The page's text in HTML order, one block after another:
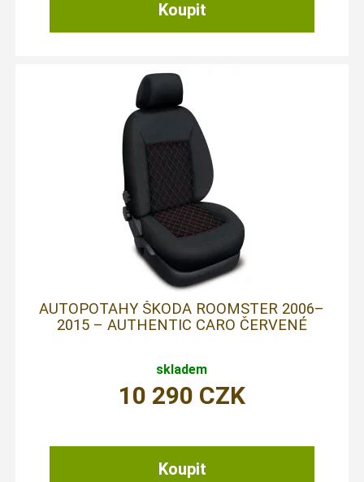
AUTOPOTAHY ŠKODA ROOMSTER 2006–
2015 – AUTHENTIC CARO ČERVENÉ
skladem
10 290 CZK